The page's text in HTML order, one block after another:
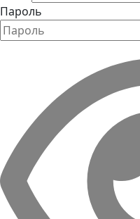
Пароль